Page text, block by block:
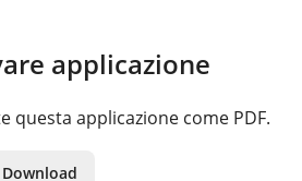
applicazione
questa applicazione come PDF.
Download